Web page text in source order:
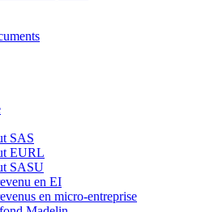
SAS
EURL
SASU
en EI
en micro-entreprise